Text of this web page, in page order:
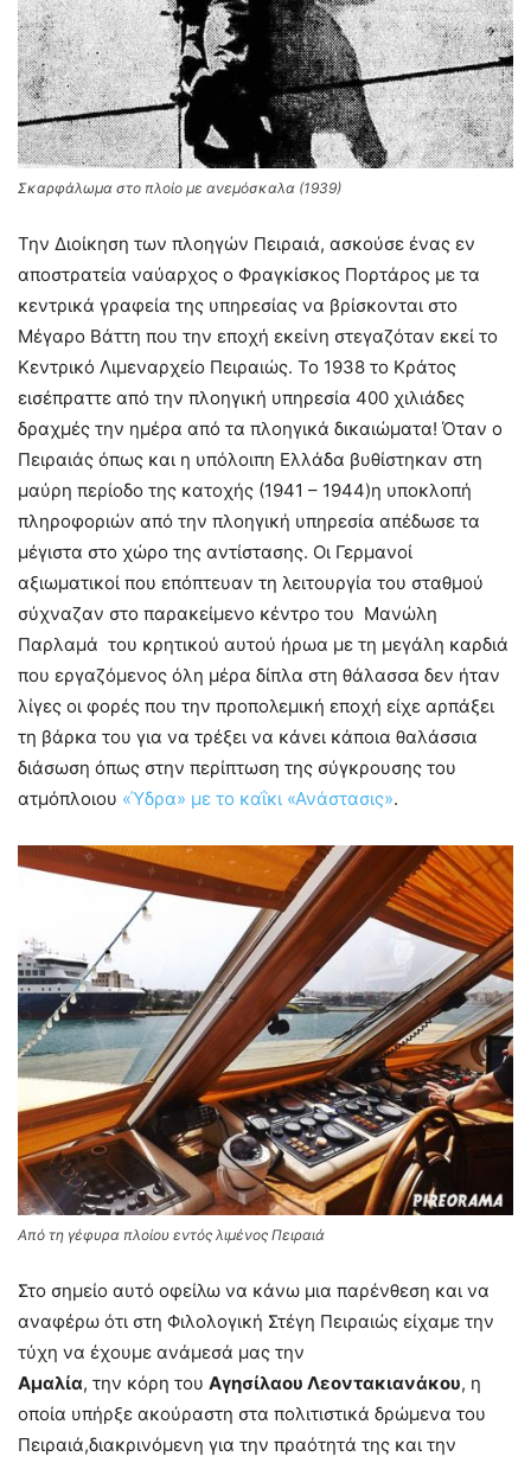
Σκαρφάλωμα στο πλοίο με ανεμόσκαλα (1939)
Την Διοίκηση των πλοηγών Πειραιά, ασκούσε ένας εν
αποστρατεία ναύαρχος ο Φραγκίσκος Πορτάρος με τα
κεντρικά γραφεία της υπηρεσίας να βρίσκονται στο
Μέγαρο Βάττη που την εποχή εκείνη στεγαζόταν εκεί το
Κεντρικό Λιμεναρχείο Πειραιώς. Το 1938 το Κράτος
εισέπραττε από την πλοηγική υπηρεσία 400 χιλιάδες
δραχμές την ημέρα από τα πλοηγικά δικαιώματα! Όταν ο
Πειραιάς όπως και η υπόλοιπη Ελλάδα βυθίστηκαν στη
μαύρη περίοδο της κατοχής (1941 – 1944)η υποκλοπή
πληροφοριών από την πλοηγική υπηρεσία απέδωσε τα
μέγιστα στο χώρο της αντίστασης. Οι Γερμανοί
αξιωματικοί που επόπτευαν τη λειτουργία του σταθμού
σύχναζαν στο παρακείμενο κέντρο του Μανώλη
Παρλαμά του κρητικού αυτού ήρωα με τη μεγάλη καρδιά
που εργαζόμενος όλη μέρα δίπλα στη θάλασσα δεν ήταν
λίγες οι φορές που την προπολεμική εποχή είχε αρπάξει
τη βάρκα του για να τρέξει να κάνει κάποια θαλάσσια
διάσωση όπως στην περίπτωση της σύγκρουσης του
ατμόπλοιου «Ύδρα» με το καΐκι «Ανάστασις».
Από τη γέφυρα πλοίου εντός λιμένος Πειραιά
Στο σημείο αυτό οφείλω να κάνω μια παρένθεση και να
αναφέρω ότι στη Φιλολογική Στέγη Πειραιώς είχαμε την
τύχη να έχουμε ανάμεσά μας την
Αμαλία, την κόρη του Αγησίλαου Λεοντακιανάκου, η
οποία υπήρξε ακούραστη στα πολιτιστικά δρώμενα του
Πειραιά,διακρινόμενη για την πραότητά της και την